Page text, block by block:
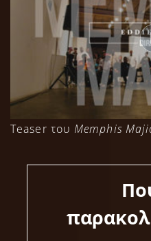
Teaser του Memphis